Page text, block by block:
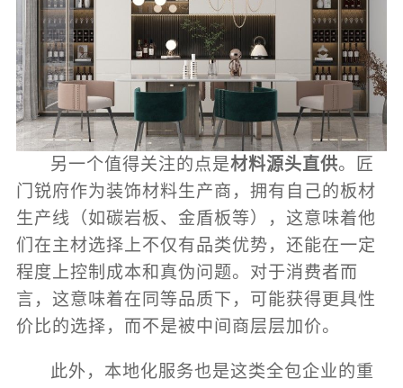
另一个值得关注的点是材料源头直供。匠
门锐府作为装饰材料生产商，拥有自己的板材
生产线（如碳岩板、金盾板等），这意味着他
们在主材选择上不仅有品类优势，还能在一定
程度上控制成本和真伪问题。对于消费者而
言，这意味着在同等品质下，可能获得更具性
价比的选择，而不是被中间商层层加价。
此外，本地化服务也是这类全包企业的重